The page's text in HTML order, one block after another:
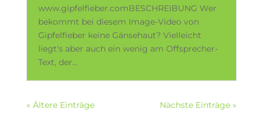
www.gipfelfieber.comBESCHREIBUNG Wer
bekommt bei diesem Image-Video von
Gipfelfieber keine Gänsehaut? Vielleicht
liegt's aber auch ein wenig am Offsprecher-
Text, der...
« Ältere Einträge Nächste Einträge »